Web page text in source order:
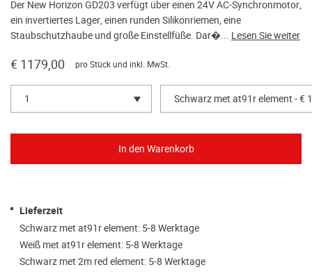
Der New Horizon GD203 verfügt über einen 24V AC-Synchronmotor,
ein invertiertes Lager, einen runden Silikonriemen, eine
Staubschutzhaube und große Einstellfüße. Dar�... Lesen Sie weiter
€ 1179,00 pro Stück und inkl. MwSt.
1 Schwarz met at91r element - €
Lieferzeit
Schwarz met at91r element: 5-8 Werktage
Weiß met at91r element: 5-8 Werktage
Schwarz met 2m red element: 5-8 Werktage